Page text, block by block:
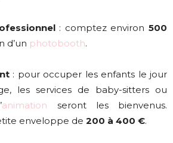
: comptez environ500
d’un photobooth.
: pour occuper les enfants le jour
les services de baby-sitters ou
animation seront les bienvenus.
enveloppe de 200 à 400 €.